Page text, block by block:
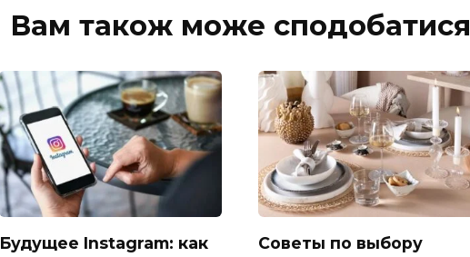
Вам також може сподобатися
Будущее Instagram: как
Советы по выбору